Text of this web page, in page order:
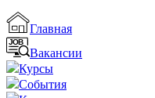
Главная
Вакансии
Курсы
События